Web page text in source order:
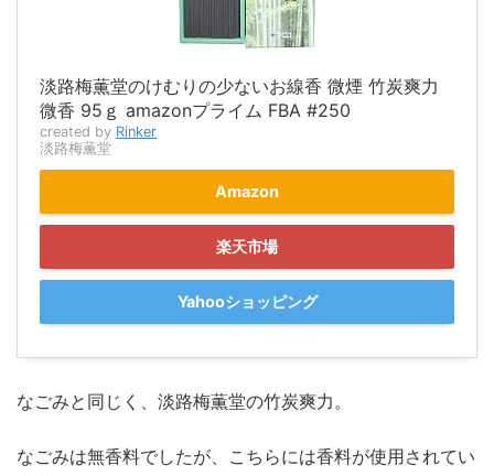
淡路梅薫堂のけむりの少ないお線香 微煙 竹炭爽力
微香 95ｇ amazonプライム FBA #250
created by Rinker
淡路梅薫堂
Amazon
楽天市場
Yahooショッピング
なごみと同じく、淡路梅薫堂の竹炭爽力。
なごみは無香料でしたが、こちらには香料が使用されてい